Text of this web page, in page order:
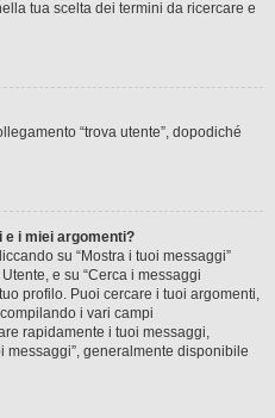
tua scelta dei termini da ricercare e
“trova utente”, dopodiché
i miei argomenti?
su “Mostra i tuoi messaggi”
e su “Cerca i messaggi
profilo. Puoi cercare i tuoi argomenti,
i vari campi
rapidamente i tuoi messaggi,
messaggi”, generalmente disponibile